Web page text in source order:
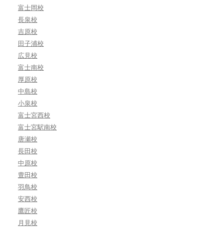
富士岡校
長泉校
吉原校
田子浦校
広見校
富士南校
厚原校
中島校
小泉校
富士宮西校
富士宮駅南校
唐瀬校
長田校
中原校
豊田校
羽鳥校
安西校
鷹匠校
月見校